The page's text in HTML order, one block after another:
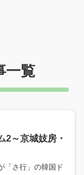
一覧
2～京城妓房・
「さ行」の韓国ド